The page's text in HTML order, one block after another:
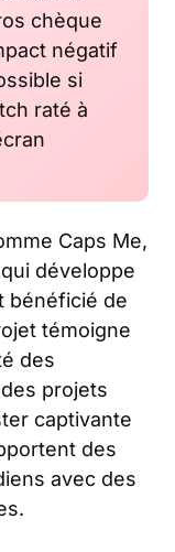
chèque
négatif
si
raté à
Caps Me,
développe
bénéficié de
témoigne
des
projets
captivante
des
avec des